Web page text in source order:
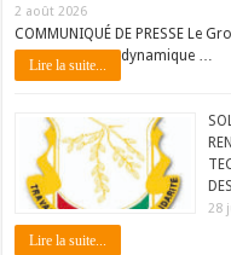
2 août 2026
COMMUNIQUÉ DE PRESSE Le
dynamique …
Lire la suite...
28
Lire la suite...